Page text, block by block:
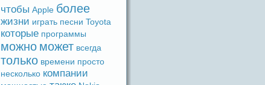
чтобы Apple более
жизни игpaть песни Toyota
которые прогpaммы
можно может вceгдa
только времени просто
несколько компании